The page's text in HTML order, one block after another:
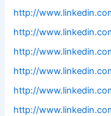
http://
http://
http://
http://
http://
http://